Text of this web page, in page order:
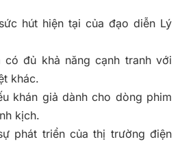
hút hiện tại của đạo diễn Lý
có đủ khả năng cạnh tranh với
khác.
khán giả dành cho dòng phim
kịch.
phát triển của thị trường điện